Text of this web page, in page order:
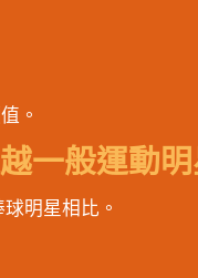
。
一般運動
明星相比。